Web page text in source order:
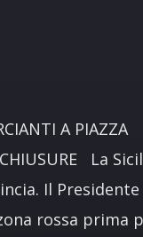
A PIAZZA
CHIUSURE La
Il
rossa prima